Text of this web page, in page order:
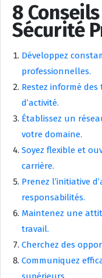
8
Sécurité
Développez
professionnelles.
Restez informé
d’activité.
Établissez un
votre domaine.
Soyez flexible et
carrière.
Prenez l’initiative
responsabilités.
Maintenez une
travail.
Cherchez des
Communiquez